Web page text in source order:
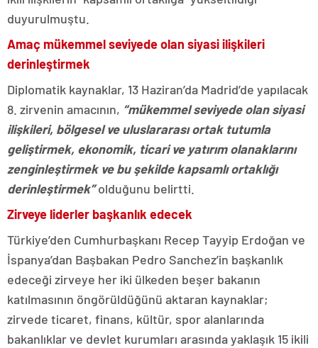
duyurulmuştu.
Amaç mükemmel seviyede olan siyasi ilişkileri
derinleştirmek
Diplomatik kaynaklar, 13 Haziran’da Madrid’de yapılacak
8. zirvenin amacının, “mükemmel seviyede olan siyasi
ilişkileri, bölgesel ve uluslararası ortak tutumla
geliştirmek, ekonomik, ticari ve yatırım olanaklarını
zenginleştirmek ve bu şekilde kapsamlı ortaklığı
derinleştirmek”olduğunu belirtti.
Zirveye liderler başkanlık edecek
Türkiye’den Cumhurbaşkanı Recep Tayyip Erdoğan ve
İspanya’dan Başbakan Pedro Sanchez’in başkanlık
edeceği zirveye her iki ülkeden beşer bakanın
katılmasının öngörüldüğünü aktaran kaynaklar;
zirvede ticaret, finans, kültür, spor alanlarında
bakanlıklar ve devlet kurumları arasında yaklaşık 15 ikili